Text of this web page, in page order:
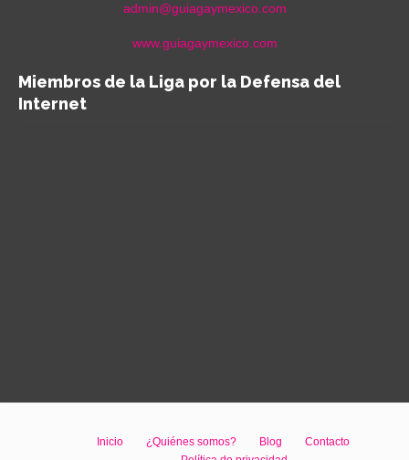
admin@guiagaymexico.com
www.guiagaymexico.com
Miembros de la Liga por la Defensa del
Internet
Inicio ¿Quiénes somos? Blog
Contacto